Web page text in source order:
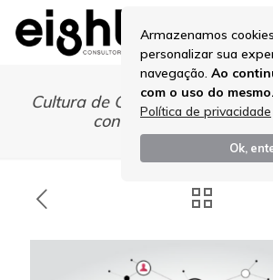
Armazenamos
personalizar sua
navegação. Ao
com o uso do mesmo.
Política de privacidade
Ok,
Cultura de Gestão: o que
consistentes das que